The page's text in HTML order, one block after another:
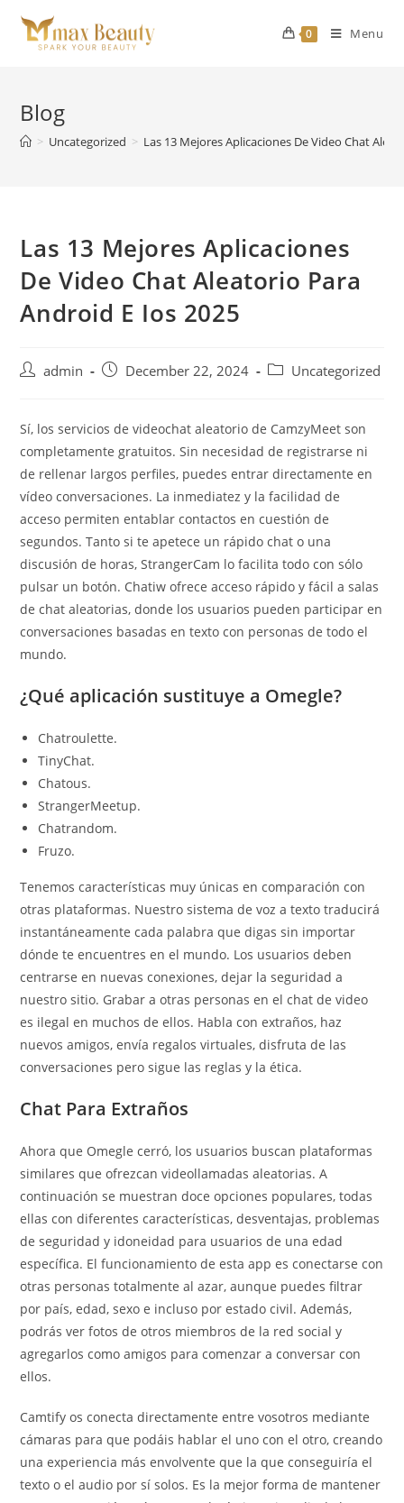
content
0 Menu
Blog
> Uncategorized > Las 13 Mejores Aplicaciones De Video Chat
Las 13 Mejores Aplicaciones
De Video Chat Aleatorio Para
Android E Ios 2025
Postadmin
PostDecember 22, 2024
PostUncategorized
Sí, los servicios de videochat aleatorio de CamzyMeet son
completamente gratuitos. Sin necesidad de registrarse ni
de rellenar largos perfiles, puedes entrar directamente en
vídeo conversaciones. La inmediatez y la facilidad de
acceso permiten entablar contactos en cuestión de
segundos. Tanto si te apetece un rápido chat o una
discusión de horas, StrangerCam lo facilita todo con sólo
pulsar un botón. Chatiw ofrece acceso rápido y fácil a salas
de chat aleatorias, donde los usuarios pueden participar en
conversaciones basadas en texto con personas de todo el
mundo.
¿Qué aplicación sustituye a Omegle?
Chatroulette.
TinyChat.
Chatous.
StrangerMeetup.
Chatrandom.
Fruzo.
Tenemos características muy únicas en comparación con
otras plataformas. Nuestro sistema de voz a texto traducirá
instantáneamente cada palabra que digas sin importar
dónde te encuentres en el mundo. Los usuarios deben
centrarse en nuevas conexiones, dejar la seguridad a
nuestro sitio. Grabar a otras personas en el chat de video
es ilegal en muchos de ellos. Habla con extraños, haz
nuevos amigos, envía regalos virtuales, disfruta de las
conversaciones pero sigue las reglas y la ética.
Chat Para Extraños
Ahora que Omegle cerró, los usuarios buscan plataformas
similares que ofrezcan videollamadas aleatorias. A
continuación se muestran doce opciones populares, todas
ellas con diferentes características, desventajas, problemas
de seguridad y idoneidad para usuarios de una edad
específica. El funcionamiento de esta app es conectarse con
otras personas totalmente al azar, aunque puedes filtrar
por país, edad, sexo e incluso por estado civil. Además,
podrás ver fotos de otros miembros de la red social y
agregarlos como amigos para comenzar a conversar con
ellos.
Camtify os conecta directamente entre vosotros mediante
cámaras para que podáis hablar el uno con el otro, creando
una experiencia más envolvente que la que conseguiría el
texto o el audio por sí solos. Es la mejor forma de mantener